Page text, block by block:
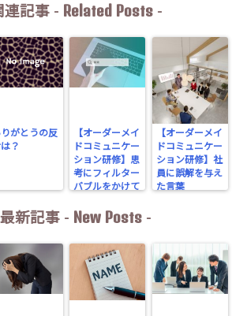
記事 - Related Posts-
りがとうの反
？
【オーダーメイ
ドコミュニケー
ション研修】思
考にフィルター
バブルをかけて
【オーダーメイ
ドコミュニケー
ション研修】社
員に誤解を与え
た言葉
最新記事 - New Posts -